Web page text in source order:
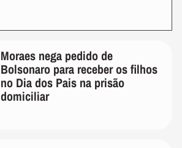
Moraes nega pedido de
Bolsonaro para receber os filhos
no Dia dos Pais na prisão
domiciliar